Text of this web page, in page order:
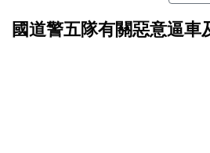
國道警五隊有關惡意逼車